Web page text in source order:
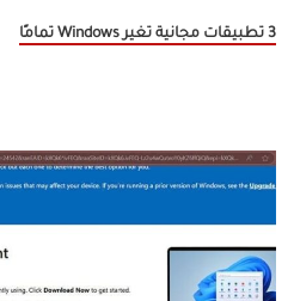
3 تطبيقات مجانية تغير Windows تمامًا